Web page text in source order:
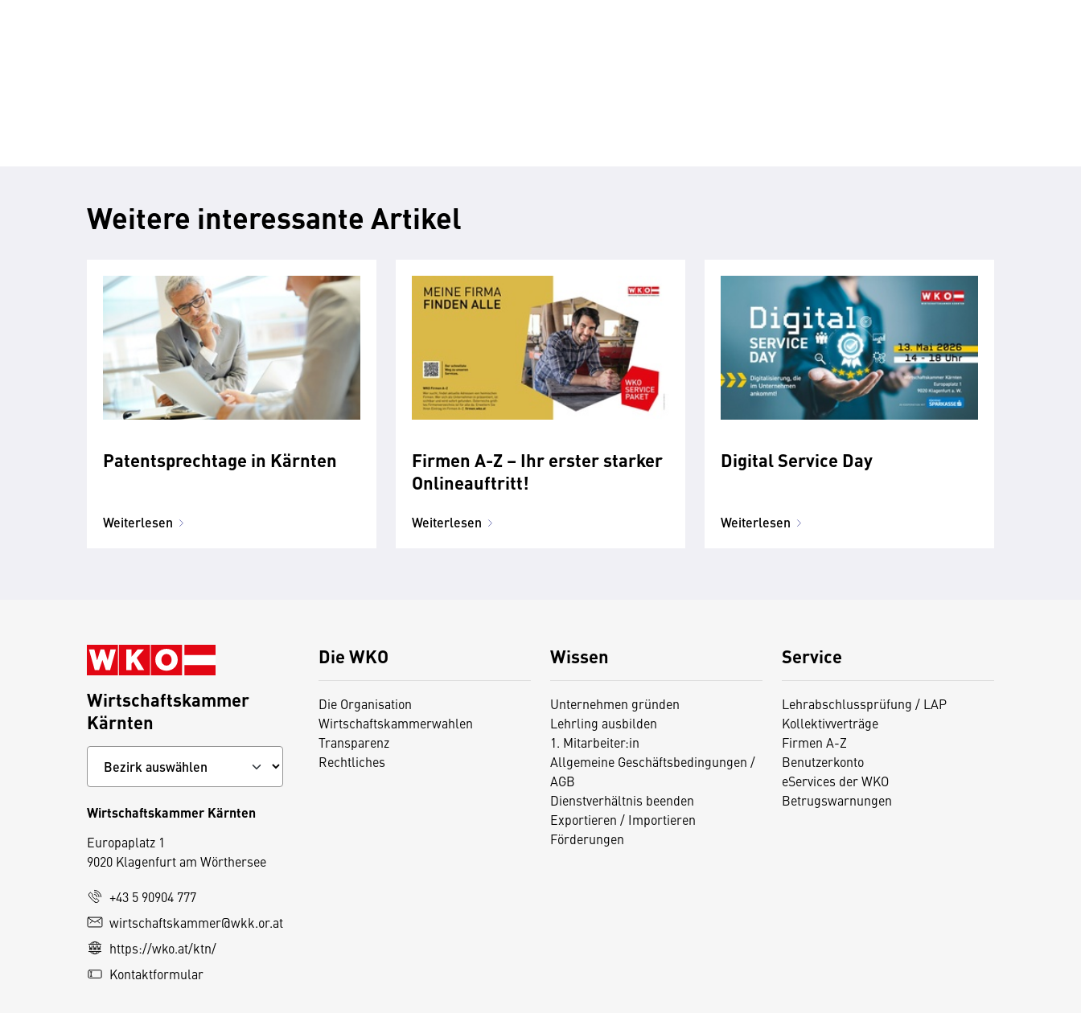
Weitere interessante Artikel
Patentsprechtage in Kärnten
Weiterlesen
Firmen A-Z – Ihr erster starker
Onlineauftritt!
Weiterlesen
Digital Service Day
Weiterlesen
Die WKO
Die Organisation
Wirtschaftskammerwahlen
Transparenz
Rechtliches
Wissen
Unternehmen gründen
Lehrling ausbilden
1. Mitarbeiter:in
Allgemeine Geschäftsbedingungen /
AGB
Dienstverhältnis beenden
Exportieren / Importieren
Förderungen
Service
Lehrabschlussprüfung / LAP
Kollektivverträge
Firmen A-Z
Benutzerkonto
eServices der WKO
Betrugswarnungen
Wirtschaftskammer
Kärnten
Wirtschaftskammer Kärnten
Europaplatz 1
9020 Klagenfurt am Wörthersee
+43 5 90904 777
wirtschaftskammer@wkk.or.at
https://wko.at/ktn/
Kontaktformular